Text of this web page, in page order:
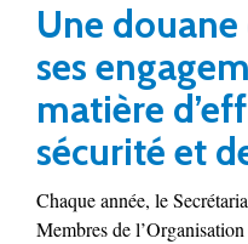
Une
ses
matière
sécurité et
Chaque année, le
Membres de